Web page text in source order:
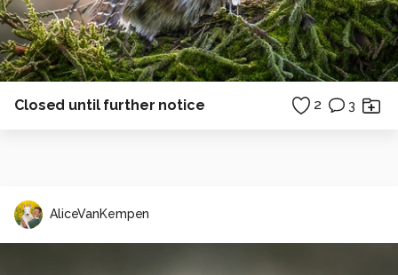
Closed until further notice 2 3
AliceVanKempen